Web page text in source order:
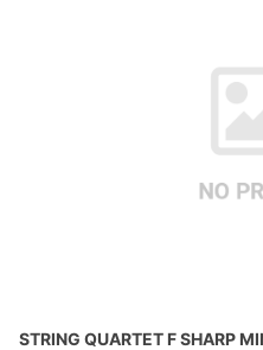
STRING QUARTET F SHARP